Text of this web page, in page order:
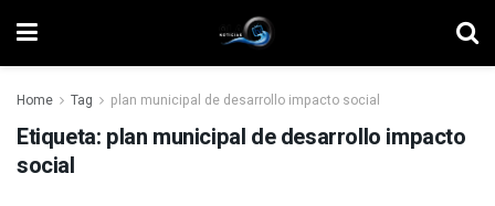
Home Tag plan municipal de desarrollo impacto social
Etiqueta: plan municipal de desarrollo impacto
social